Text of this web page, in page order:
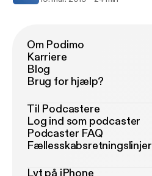
Om Podimo
Karriere
Blog
Brug for hjælp?
Til Podcastere
Log ind som podcaster
Podcaster FAQ
Fællesskabsretningslinjer
Lyt på iPhone